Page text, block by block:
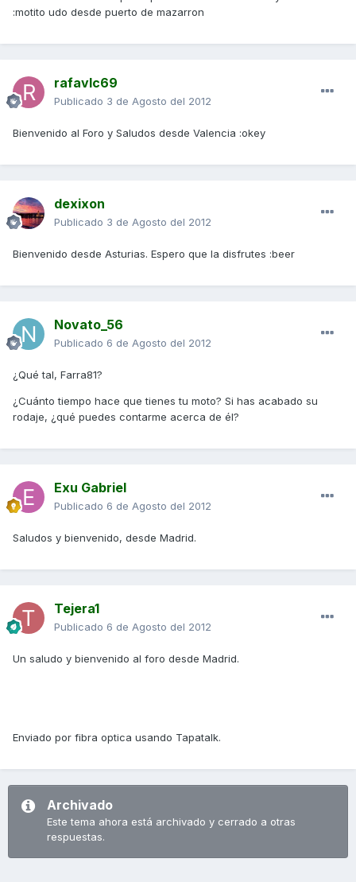
:motito udo desde puerto de mazarron
rafavlc69
Publicado 3 de Agosto del 2012
Bienvenido al Foro y Saludos desde Valencia :okey
dexixon
Publicado 3 de Agosto del 2012
Bienvenido desde Asturias. Espero que la disfrutes :beer
Novato_56
Publicado 6 de Agosto del 2012
¿Qué tal, Farra81?
¿Cuánto tiempo hace que tienes tu moto? Si has acabado su
rodaje, ¿qué puedes contarme acerca de él?
Exu Gabriel
Publicado 6 de Agosto del 2012
Saludos y bienvenido, desde Madrid.
Tejera1
Publicado 6 de Agosto del 2012
Un saludo y bienvenido al foro desde Madrid.
Enviado por fibra optica usando Tapatalk.
Archivado
Este tema ahora está archivado y cerrado a otras
respuestas.